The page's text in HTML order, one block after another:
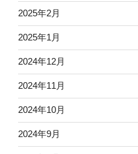
2025年2月
2025年1月
2024年12月
2024年11月
2024年10月
2024年9月